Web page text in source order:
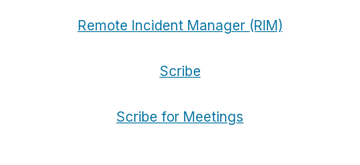
Remote Incident Manager (RIM)
Scribe
Scribe for Meetings